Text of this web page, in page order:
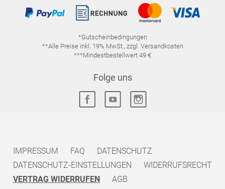
*Gutscheinbedingungen
**Alle Preise inkl. 19% MwSt., zzgl. Versandkosten
***Mindestbestellwert 49 €
Folge uns
IMPRESSUM FAQ
DATENSCHUTZ
DATENSCHUTZ-EINSTELLUNGEN
WIDERRUFSRECHT
VERTRAG WIDERRUFEN
AGB